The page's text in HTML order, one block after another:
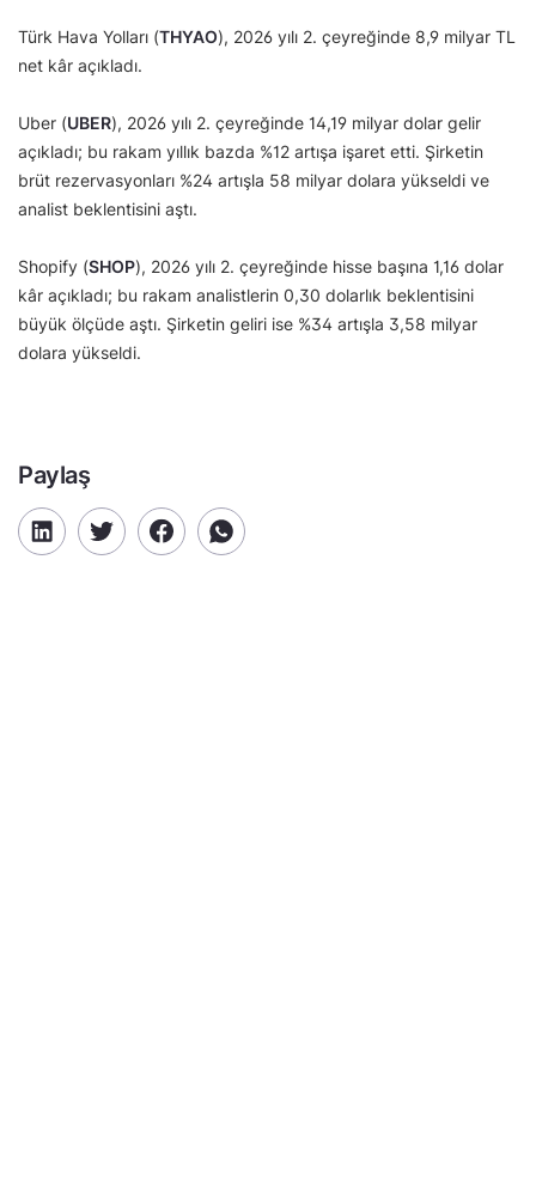
Türk Hava Yolları (THYAO), 2026 yılı 2. çeyreğinde 8,9 milyar TL
net kâr açıkladı.
Uber (UBER), 2026 yılı 2. çeyreğinde 14,19 milyar dolar gelir
açıkladı; bu rakam yıllık bazda %12 artışa işaret etti. Şirketin
brüt rezervasyonları %24 artışla 58 milyar dolara yükseldi ve
analist beklentisini aştı.
Shopify (SHOP), 2026 yılı 2. çeyreğinde hisse başına 1,16 dolar
kâr açıkladı; bu rakam analistlerin 0,30 dolarlık beklentisini
büyük ölçüde aştı. Şirketin geliri ise %34 artışla 3,58 milyar
dolara yükseldi.
Paylaş